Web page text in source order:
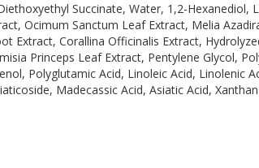
Succinate, Water, 1,2-
Ocimum Sanctum Leaf Extract, Melia
Extract, Corallina Officinalis Extract,
Princeps Leaf Extract, Pentylene Glycol,
Polyglutamic Acid, Linoleic Acid, Linolenic
Madecassic Acid, Asiatic Acid,